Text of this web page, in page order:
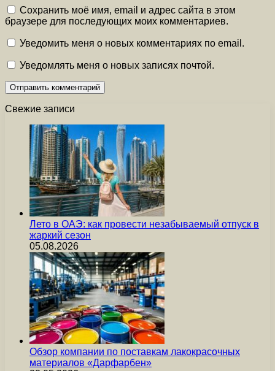
Сохранить моё имя, email и адрес сайта в этом
браузере для последующих моих комментариев.
Уведомить меня о новых комментариях по email.
Уведомлять меня о новых записях почтой.
Свежие записи
Лето в ОАЭ: как провести незабываемый отпуск в
жаркий сезон
05.08.2026
Обзор компании по поставкам лакокрасочных
материалов «Дарфарбен»